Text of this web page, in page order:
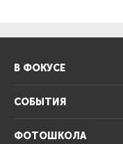
В ФОКУСЕ
СОБЫТИЯ
ФОТОШКОЛА